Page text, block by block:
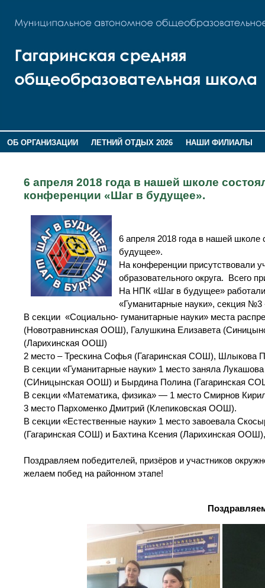
ОБ ОРГАНИЗАЦИИ ЛЕТНИЙ ОТДЫХ 2026
НАШИ ФИЛИАЛЫ
6 апреля 2018 года в нашей школе
конференции «Шаг в будущее».
6 апреля 2018 года в нашей школе
будущее».
На конференции присутствовали
образовательного округа. Всего
На НПК «Шаг в будущее»
«Гуманитарные науки», секция
В секции «Социально- гуманитарные науки» места
(Новотравнинская ООШ), Галушкина Елизавета
(Ларихинская ООШ)
2 место – Трескина Софья (Гагаринская СОШ), Шлыкова
В секции «Гуманитарные науки» 1 место заняла
(СИницынская ООШ) и Бырдина Полина (Гагаринская
В секции «Математика, физика» — 1 место Смирнов
3 место Пархоменко Дмитрий (Клепиковская ООШ).
В секции «Естественные науки» 1 место завоевала
(Гагаринская СОШ) и Бахтина Ксения (Ларихинская
Поздравляем победителей, призёров и участников
желаем побед на районном этапе!